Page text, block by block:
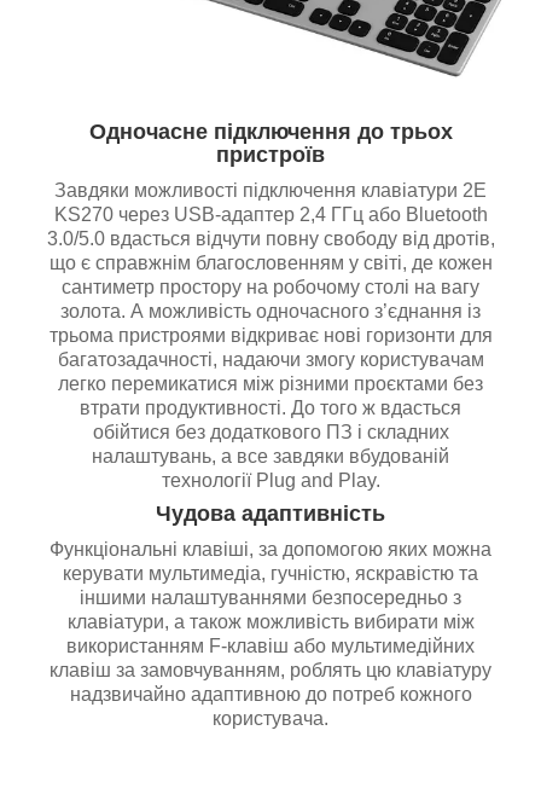
Одночасне підключення до трьох
пристроїв
Завдяки можливості підключення клавіатури 2E
KS270 через USB-адаптер 2,4 ГГц або Bluetooth
3.0/5.0 вдасться відчути повну свободу від дротів,
що є справжнім благословенням у світі, де кожен
сантиметр простору на робочому столі на вагу
золота. А можливість одночасного з’єднання із
трьома пристроями відкриває нові горизонти для
багатозадачності, надаючи змогу користувачам
легко перемикатися між різними проєктами без
втрати продуктивності. До того ж вдасться
обійтися без додаткового ПЗ і складних
налаштувань, а все завдяки вбудованій
технології Plug and Play.
Чудова адаптивність
Функціональні клавіші, за допомогою яких можна
керувати мультимедіа, гучністю, яскравістю та
іншими налаштуваннями безпосередньо з
клавіатури, а також можливість вибирати між
використанням F-клавіш або мультимедійних
клавіш за замовчуванням, роблять цю клавіатуру
надзвичайно адаптивною до потреб кожного
користувача.